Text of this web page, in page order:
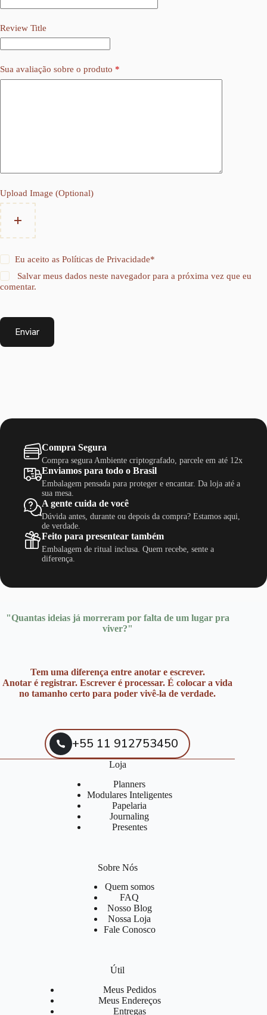
Review Title
Sua avaliação sobre o produto *
Upload Image (Optional)
Eu aceito asPolíticas de Privacidade*
Salvar meus dados neste navegador para a próxima vez que eu
comentar.
Enviar
Compra Segura
Compra segura Ambiente criptografado, parcele em até 12x
Enviamos para todo o Brasil
Embalagem pensada para proteger e encantar. Da loja até a
sua mesa.
A gente cuida de você
Dúvida antes, durante ou depois da compra? Estamos aqui,
de verdade.
Feito para presentear também
Embalagem de ritual inclusa. Quem recebe, sente a
diferença.
"Quantas ideias já morreram por falta de um lugar pra
viver?"
Tem uma diferença entre anotar e escrever.
Anotar é registrar. Escrever é processar. É colocar a vida
no tamanho certo para poder vivê-la de verdade.
+55 11 912753450
Loja
Planners
Modulares Inteligentes
Papelaria
Journaling
Presentes
Sobre Nós
Quem somos
FAQ
Nosso Blog
Nossa Loja
Fale Conosco
Útil
Meus Pedidos
Meus Endereços
Entregas